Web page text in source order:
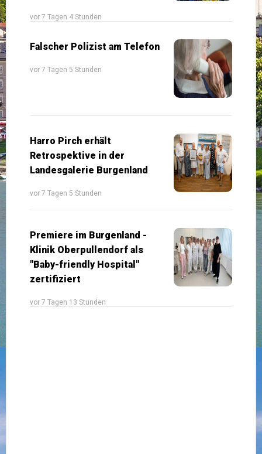
vor 7 Tagen 4 Stunden
Falscher Polizist am Telefon
vor 7 Tagen 5 Stunden
Harro Pirch erhält
Retrospektive in der
Landesgalerie Burgenland
vor 7 Tagen 5 Stunden
Premiere im Burgenland -
Klinik Oberpullendorf als
"Baby-friendly Hospital"
zertifiziert
vor 7 Tagen 13 Stunden